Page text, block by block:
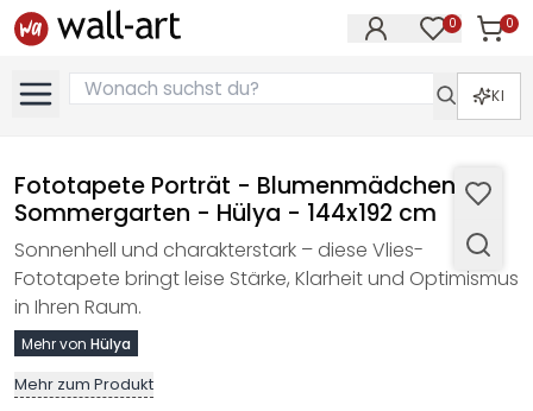
0 0
KI
Fototapete Porträt - Blumenmädchen im
Sommergarten - Hülya - 144x192 cm
Sonnenhell und charakterstark – diese Vlies-
Fototapete bringt leise Stärke, Klarheit und Optimismus
in Ihren Raum.
Mehr von Hülya
Mehr zum Produkt